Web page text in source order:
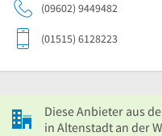
(09602) 9449482
(01515) 6128223
Diese Anbieter aus
in Altenstadt an der